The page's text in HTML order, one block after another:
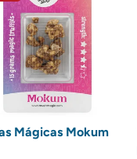
Mágicas Mokum